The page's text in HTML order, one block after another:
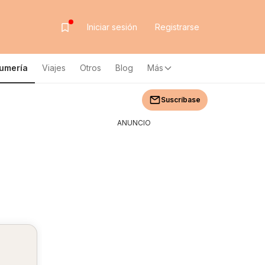
Iniciar sesión Registrarse
Viajes Otros Blog Más
Suscríbase
ANUNCIO